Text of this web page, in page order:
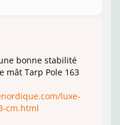
bonne stabilité
mât Tarp Pole 163
luxe-
cm.html